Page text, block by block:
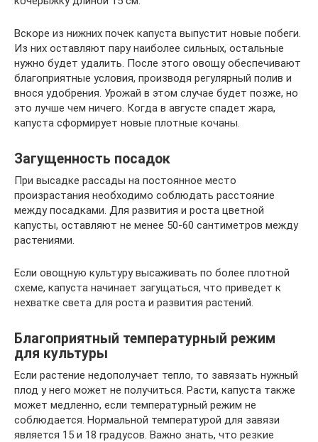
Вскоре из нижних почек капуста выпустит новые побеги.
Из них оставляют пару наиболее сильных, остальные
нужно будет удалить. После этого овощу обеспечивают
благоприятные условия, производя регулярный полив и
внося удобрения. Урожай в этом случае будет позже, но
это лучше чем ничего. Когда в августе спадет жара,
капуста сформирует новые плотные кочаны.
Загущенность посадок
При высадке рассады на постоянное место
произрастания необходимо соблюдать расстояние
между посадками. Для развития и роста цветной
капусты, оставляют не менее 50-60 сантиметров между
растениями.
Если овощную культуру высаживать по более плотной
схеме, капуста начинает загущаться, что приведет к
нехватке света для роста и развития растений.
Благоприятный температурный режим
для культуры
Если растение недополучает тепло, то завязать нужный
плод у него может не получиться. Расти, капуста также
может медленно, если температурный режим не
соблюдается. Нормальной температурой для завязи
является 15 и 18 градусов. Важно знать, что резкие